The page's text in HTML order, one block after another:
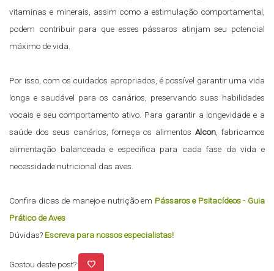
vitaminas e minerais, assim como a estimulação comportamental,
podem contribuir para que esses pássaros atinjam seu potencial
máximo de vida.
Por isso, com os cuidados apropriados, é possível garantir uma vida
longa e saudável para os canários, preservando suas habilidades
vocais e seu comportamento ativo. Para garantir a longevidade e a
saúde dos seus canários, forneça os alimentosAlcon , fabricamos
alimentação balanceada e específica para cada fase da vida e
necessidade nutricional das aves.
Confira dicas de manejo e nutrição em Pássaros e Psitacídeos - Guia
Prático de Aves
Dúvidas? Escreva para nossos especialistas!
Gostou deste post? favorite